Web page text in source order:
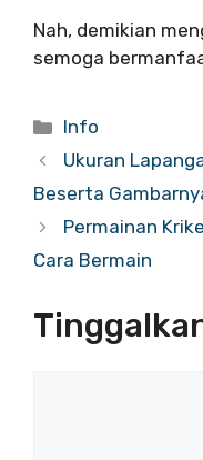
Nah, demikian
semoga
Info
Ukuran
Beserta
Permainan
Cara Bermain